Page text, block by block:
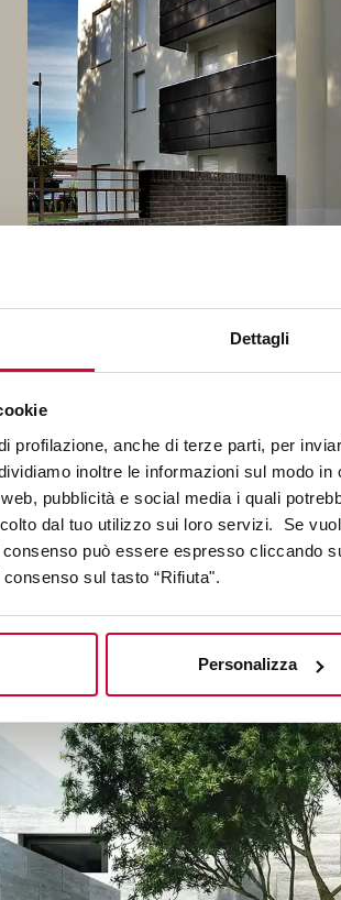
Dettagli
profilazione, anche di terze parti, per
inoltre le informazioni sul modo
pubblicità e social media i quali
dal tuo utilizzo sui loro servizi. Se
consenso può essere espresso cliccando
sul tasto “Rifiuta".
Personalizza
SAMMLUNGEN IM